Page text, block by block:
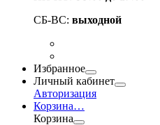
СБ-ВС: выходной
Избранное
Личный кабинет
Авторизация
Корзина…
Корзина